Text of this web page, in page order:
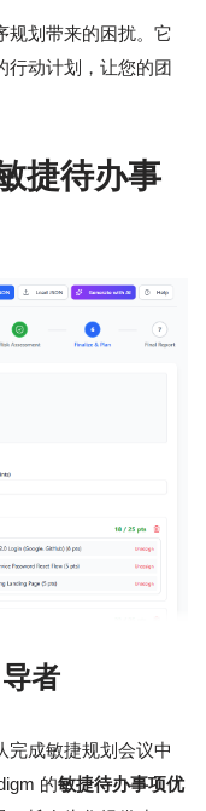
规划带来的困扰。它
行动计划，让您的团
捷待办事
者
完成敏捷规划会议中
的敏捷待办事项优